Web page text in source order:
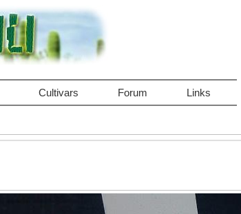
Cultivars Forum Links